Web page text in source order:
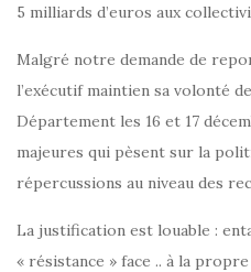
5 milliards d’euros aux
Malgré notre demande de
l’exécutif maintien sa volonté
Département les 16 et 17
majeures qui pèsent sur la
répercussions au niveau des
La justification est louable :
« résistance » face .. à la